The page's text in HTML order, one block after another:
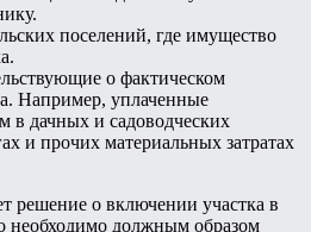
поселений, где имущество
о фактическом
Например, уплаченные
в дачных и садоводческих
и прочих материальных затратах
решение о включении участка в
необходимо должным образом